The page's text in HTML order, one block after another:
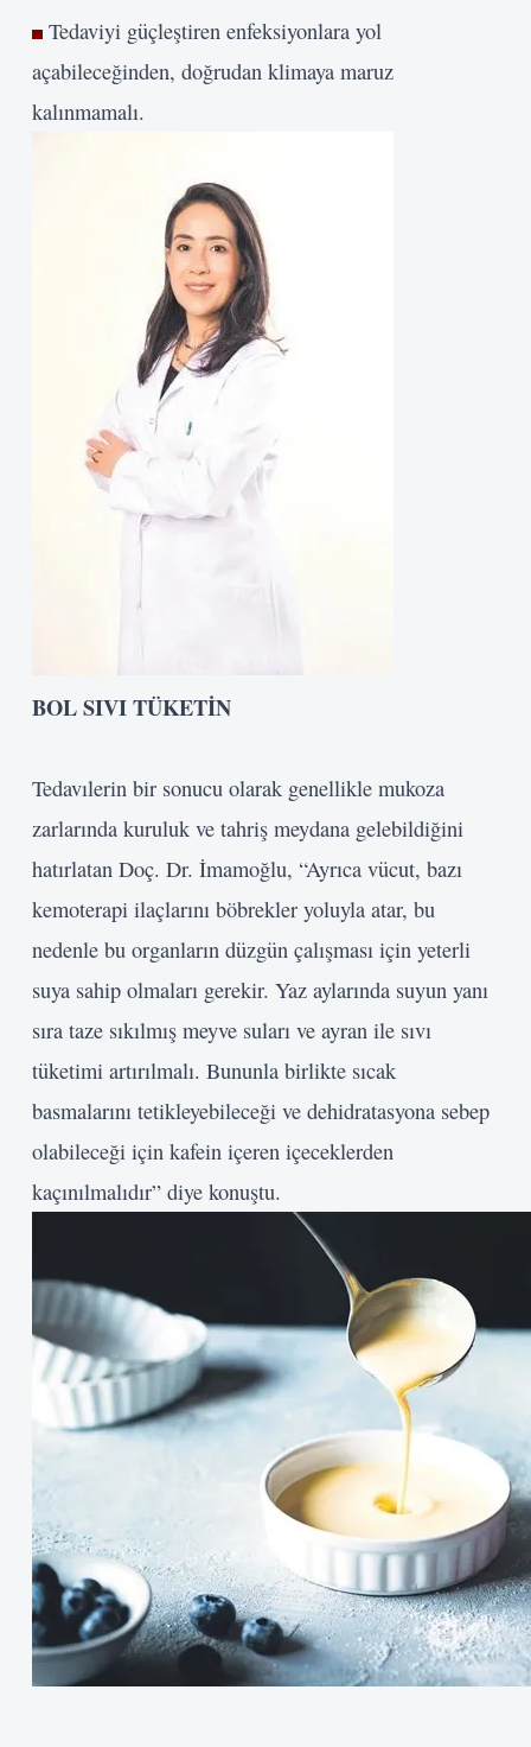
Tedaviyi güçleştiren enfeksiyonlara yol
açabileceğinden, doğrudan klimaya maruz
kalınmamalı.
BOL SIVI TÜKETİN
Tedavılerin bir sonucu olarak genellikle mukoza
zarlarında kuruluk ve tahriş meydana gelebildiğini
hatırlatan Doç. Dr. İmamoğlu, “Ayrıca vücut, bazı
kemoterapi ilaçlarını böbrekler yoluyla atar, bu
nedenle bu organların düzgün çalışması için yeterli
suya sahip olmaları gerekir. Yaz aylarında suyun yanı
sıra taze sıkılmış meyve suları ve ayran ile sıvı
tüketimi artırılmalı. Bununla birlikte sıcak
basmalarını tetikleyebileceği ve dehidratasyona sebep
olabileceği için kafein içeren içeceklerden
kaçınılmalıdır” diye konuştu.